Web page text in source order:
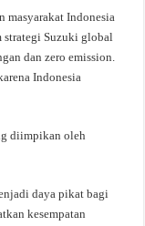
Indonesia
strategi Suzuki global
dan zero emission.
Indonesia
diimpikan oleh
daya pikat bagi
kesempatan